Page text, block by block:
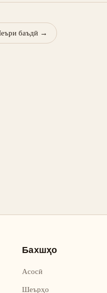
баъдӣ →
Бахшҳо
Асосӣ
Шеърҳо